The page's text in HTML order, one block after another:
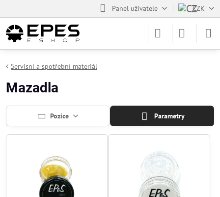
Panel uživatele CZK
Servisní a spotřební materiál
Mazadla
Pozice Parametry